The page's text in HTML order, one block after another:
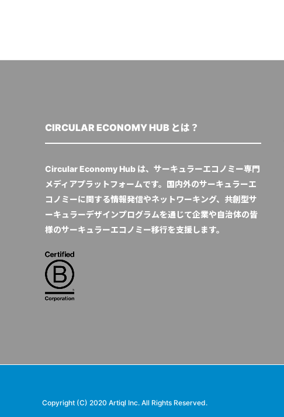
CIRCULAR ECONOMY HUB とは？
Circular Economy Hub は、サーキュラーエコノミー専門
メディアプラットフォームです。国内外のサーキュラーエ
コノミーに関する情報発信やネットワーキング、共創型サ
ーキュラーデザインプログラムを通じて企業や自治体の皆
様のサーキュラーエコノミー移行を支援します。
Copyright (C) 2020 Artiql Inc. All Rights Reserved.